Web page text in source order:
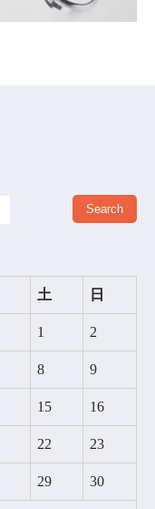
土 日
1 2
8 9
15 16
22 23
29 30